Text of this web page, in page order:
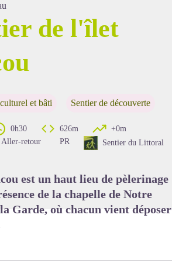
de l'îlet
et bâti Sentier de découverte
0h30 626m
+0m
Aller-retour PR Sentier du Littoral
est un haut lieu de pèlerinage
de la chapelle de Notre
Garde, où chacun vient déposer